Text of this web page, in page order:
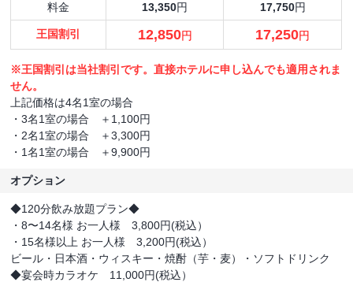
料金 13,350円 17,750円
王国割引 12,850円 17,250円
※王国割引は当社割引です。直接ホテルに申し込んでも適用されま
せん。
上記価格は4名1室の場合
・3名1室の場合 ＋1,100円
・2名1室の場合 ＋3,300円
・1名1室の場合 ＋9,900円
オプション
◆120分飲み放題プラン◆
・8〜14名様 お一人様 3,800円(税込）
・15名様以上 お一人様 3,200円(税込）
ビール・日本酒・ウィスキー・焼酎（芋・麦）・ソフトドリンク
◆宴会時カラオケ 11,000円(税込）